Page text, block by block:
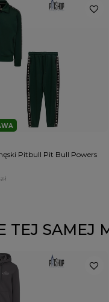
oznaczeń lub
Pitbull Pit Bull Powers
TEJ SAMEJ